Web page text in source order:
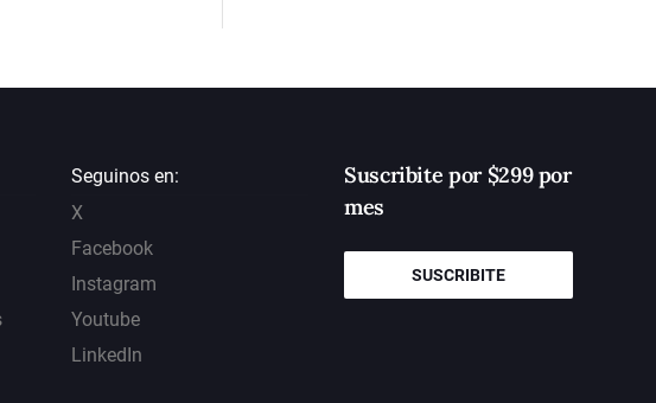
Seguinos en:
X
Facebook
Instagram
Youtube
LinkedIn
Suscribite por $299 por
mes
SUSCRIBITE